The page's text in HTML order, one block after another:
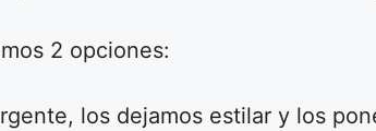
2 opciones:
los dejamos estilar y los